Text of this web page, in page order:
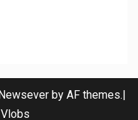
Newsever by AF themes.|
Vlobs